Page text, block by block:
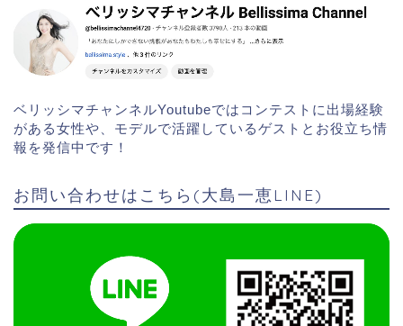
ベリッシマチャンネルYoutubeではコンテストに出場経験
がある女性や、モデルで活躍しているゲストとお役立ち情
報を発信中です！
お問い合わせはこちら(大島一恵LINE)